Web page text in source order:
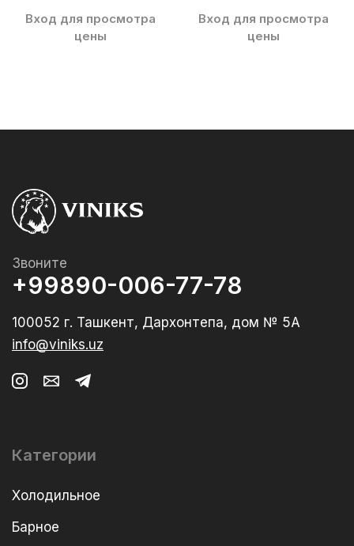
Вход для просмотра
цены
Вход для просмотра
цены
Звоните
+99890-006-77-78
100052 г. Ташкент, Дархонтепа, дом № 5А
info@viniks.uz
Категории
Холодильное
Барное